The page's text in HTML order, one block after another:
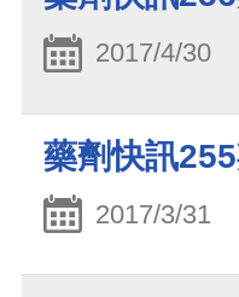
2017/4/30
藥劑快訊
2017/3/31